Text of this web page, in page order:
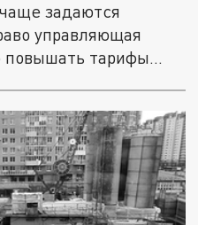
задаются
управляющая
повышать тарифы